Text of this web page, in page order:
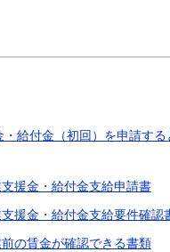
・給付金（初回）を申請する
援金・給付金支給申請書
援金・給付金支給要件確認
の賃金が確認できる書類